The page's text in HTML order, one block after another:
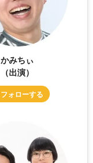
かみちぃ
（出演）